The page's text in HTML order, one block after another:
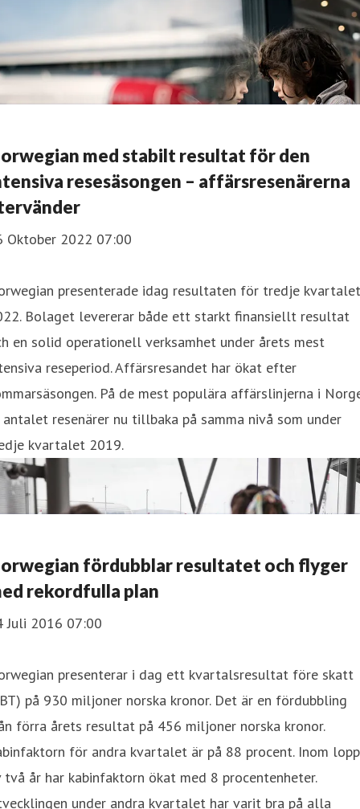
med stabilt resultat för den
resesäsongen – affärsresenärerna
Oktober 2022 07:00
presenterade idag resultaten för tredje kvartalet
Bolaget levererar både ett starkt finansiellt resultat
en solid operationell verksamhet under årets mest
reseperiod. Affärsresandet har ökat efter
På de mest populära affärslinjerna i
antalet resenärer nu tillbaka på samma nivå som under
kvartalet 2019.
fördubblar resultatet och flyger
rekordfulla plan
Juli 2016 07:00
presenterar i dag ett kvartalsresultat före skatt
på 930 miljoner norska kronor. Det är en fördubbling
förra årets resultat på 456 miljoner norska kronor.
för andra kvartalet är på 88 procent. Inom
två år har kabinfaktorn ökat med 8 procentenheter.
under andra kvartalet har varit bra på alla